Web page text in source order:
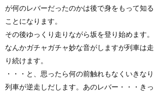
が何のレバーだったのかは後で身をもって知る
ことになります。
その後ゆっくり走りながら坂を登り始めます。
なんかガチャガチャ妙な音がしますが列車は走
り続けます。
・・・と、思ったら何の前触れもなくいきなり
列車が逆走しだします。あのレバー・・・きっ